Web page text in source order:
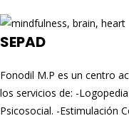
SEPAD
Fonodil M.P es un centro
los servicios de: -
Psicosocial. -Estimulación